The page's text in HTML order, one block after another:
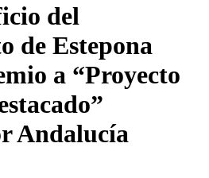
del
de Estepona
a “Proyecto
Andalucía